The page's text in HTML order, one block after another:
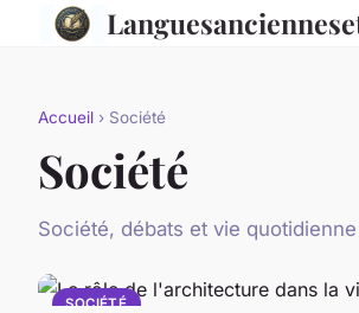
Accueil › Société
Société
Société, débats et vie quotidienne
SOCIÉTÉ